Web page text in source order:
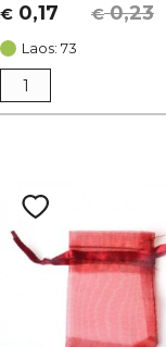
€0,23
Algne
hind
oli:
€ 0,23.
€ 0,17
Current
price
is:
€ 0,17.
Laos: 73